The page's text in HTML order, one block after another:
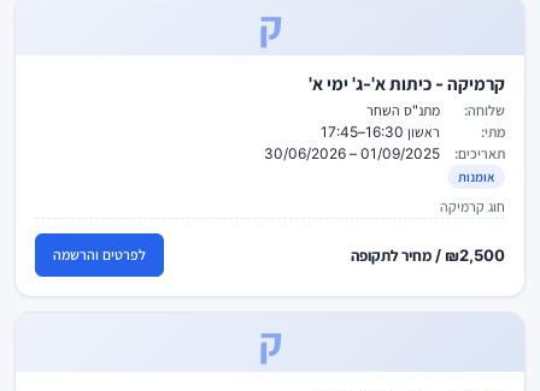
ק
קרמיקה - כיתות א'-ג' ימי א'
שלוחה:
מתנ"ס השחר
מתי:
ראשון 16:30–17:45
תאריכים:
01/09/2025 – 30/06/2026
אומנות
חוג קרמיקה
₪2,500 / מחיר לתקופה לפרטים והרשמה
ק